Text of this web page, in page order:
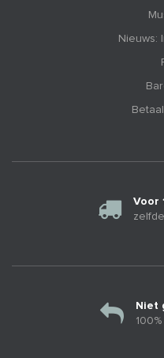
Nieuws:
Voor
Niet